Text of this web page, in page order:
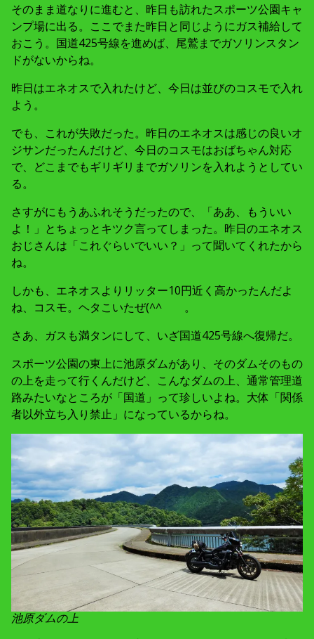
そのまま道なりに進むと、昨日も訪れたスポーツ公園キャ
ンプ場に出る。ここでまた昨日と同じようにガス補給して
おこう。国道425号線を進めば、尾鷲までガソリンスタン
ドがないからね。
昨日はエネオスで入れたけど、今日は並びのコスモで入れ
よう。
でも、これが失敗だった。昨日のエネオスは感じの良いオ
ジサンだったんだけど、今日のコスモはおばちゃん対応
で、どこまでもギリギリまでガソリンを入れようとしてい
る。
さすがにもうあふれそうだったので、「ああ、もういい
よ！」とちょっとキツク言ってしまった。昨日のエネオス
おじさんは「これぐらいでいい？」って聞いてくれたから
ね。
しかも、エネオスよりリッター10円近く高かったんだよ
ね、コスモ。ヘタこいたぜ(^^ゞ 。
さあ、ガスも満タンにして、いざ国道425号線へ復帰だ。
スポーツ公園の東上に池原ダムがあり、そのダムそのもの
の上を走って行くんだけど、こんなダムの上、通常管理道
路みたいなところが「国道」って珍しいよね。大体「関係
者以外立ち入り禁止」になっているからね。
池原ダムの上